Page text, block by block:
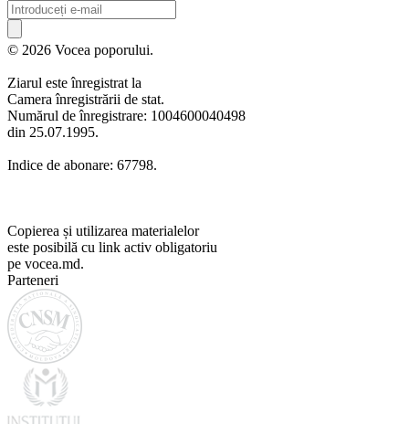
© 2026 Vocea poporului.
Ziarul este înregistrat la
Camera înregistrării de stat.
Numărul de înregistrare: 1004600040498
din 25.07.1995.
Indice de abonare: 67798.
Copierea și utilizarea materialelor
este posibilă cu link activ obligatoriu
pe vocea.md.
Parteneri